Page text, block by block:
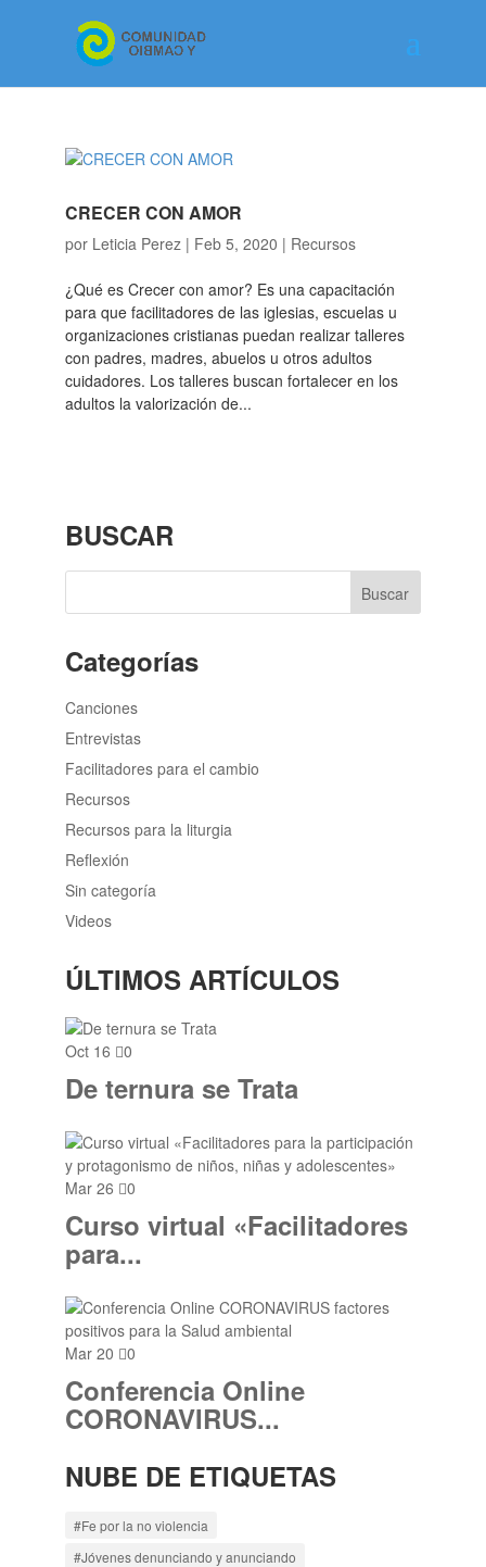
CRECER CON AMOR
por Leticia Perez| Feb 5, 2020 | Recursos
¿Qué es Crecer con amor? Es una capacitación
para que facilitadores de las iglesias, escuelas u
organizaciones cristianas puedan realizar talleres
con padres, madres, abuelos u otros adultos
cuidadores. Los talleres buscan fortalecer en los
adultos la valorización de...
BUSCAR
Categorías
Canciones
Entrevistas
Facilitadores para el cambio
Recursos
Recursos para la liturgia
Reflexión
Sin categoría
Videos
ÚLTIMOS ARTÍCULOS
Oct 16 0
De ternura se Trata
Mar 26 0
Curso virtual «Facilitadores
para...
Mar 20 0
Conferencia Online
CORONAVIRUS...
NUBE DE ETIQUETAS
#Fe por la no violencia
#Jóvenes denunciando y anunciando